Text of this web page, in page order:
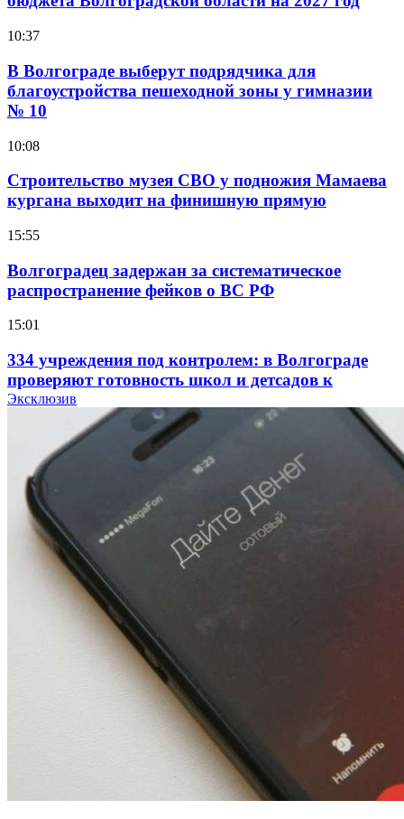
10:37
В Волгограде выберут подрядчика для
благоустройства пешеходной зоны у гимназии
№ 10
10:08
Строительство музея СВО у подножия Мамаева
кургана выходит на финишную прямую
15:55
Волгоградец задержан за систематическое
распространение фейков о ВС РФ
15:01
334 учреждения под контролем: в Волгограде
проверяют готовность школ и детсадов к
учебному году
Покушение на убийство в Волгограде: девушка
напала на незнакомую женщину с ножом
12:39
Сладкий праздник в Волгограде: в Центральном
парке прошёл фестиваль „Арбузный переполох“
Волгоградские компании нарастили экспорт:
заключены контракты на 3,6 млн долларов
Эксклюзив